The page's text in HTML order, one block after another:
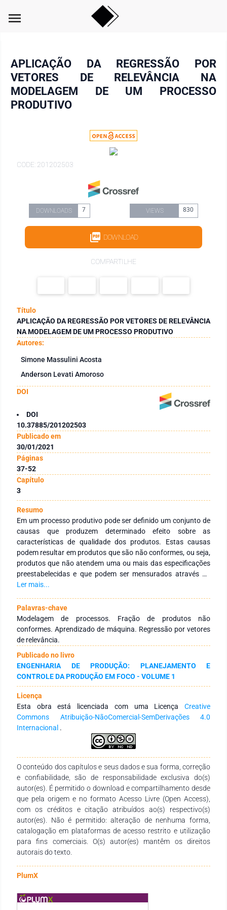
menu
APLICAÇÃO DA REGRESSÃO POR
VETORES DE RELEVÂNCIA NA
MODELAGEM DE UM PROCESSO
PRODUTIVO
CODE: 201202503
DOWNLOADS 7 VIEWS 830
DOWNLOAD
COMPARTILHE
Título
APLICAÇÃO DA REGRESSÃO POR VETORES DE RELEVÂNCIA
NA MODELAGEM DE UM PROCESSO PRODUTIVO
Autores:
Simone Massulini Acosta
Anderson Levati Amoroso
DOI
DOI
10.37885/201202503
Publicado em
30/01/2021
Páginas
37-52
Capítulo
3
Resumo
Em um processo produtivo pode ser definido um conjunto de
causas que produzem determinado efeito sobre as
características de qualidade dos produtos. Estas causas
podem resultar em produtos que são não conformes, ou seja,
produtos que não atendem uma ou mais das especificações
preestabelecidas e que podem ser mensurados através da
fração de produtos não conformes. A modelagem da fração
diferentes técnicas e modelos de regressão. A regressão por
vetores de relevância (RVR) é uma técnica de aprendizado de
máquina utilizada nos últimos anos para a modelagem de
processos. Este artigo apresenta a aplicação da regressão
por vetores de relevância na modelagem da fração de
produtos não conformes às especificações de uma indústria
curtidora de couro. O modelo RVR obtido foi comparado com
modelos de regressão obtidos com redes neurais artificiais,
regressão por vetores de suporte, modelos lineares
generalizados, regressão Beta, regressão Ridge e regressão
LASSO, desenvolvidos para o mesmo processo produtivo.
Através dos resultados verifica-se que o modelo RVR
apresenta melhor desempenho no ajuste do modelo aos
dados do processo do que os demais modelos analisados e o
produtos não conformes às especificações do processo
produtivo.
Ler mais...
Palavras-chave
Modelagem de processos. Fração de produtos não
conformes. Aprendizado de máquina. Regressão por vetores
de relevância.
Publicado no livro
ENGENHARIA DE PRODUÇÃO: PLANEJAMENTO E
CONTROLE DA PRODUÇÃO EM FOCO - VOLUME 1
Licença
Esta obra está licenciada com uma Licença Creative
Commons Atribuição-NãoComercial-SemDerivações 4.0
Internacional .
O conteúdo dos capítulos e seus dados e sua forma, correção
e confiabilidade, são de responsabilidade exclusiva do(s)
autor(es). É permitido o download e compartilhamento desde
que pela origem e no formato Acesso Livre (Open Access),
com os créditos e citação atribuídos ao(s) respectivo(s)
autor(es). Não é permitido: alteração de nenhuma forma,
catalogação em plataformas de acesso restrito e utilização
para fins comerciais. O(s) autor(es) mantêm os direitos
autorais do texto.
PlumX